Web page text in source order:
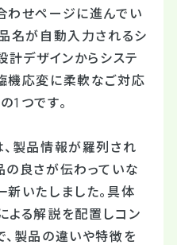
わせページに進んでい
名が自動入力されるシ
計デザインからシステ
機応変に柔軟なご対応
1つです。
、製品情報が羅列され
の良さが伝わっていな
新いたしました。具体
よる解説を配置しコン
、製品の違いや特徴を